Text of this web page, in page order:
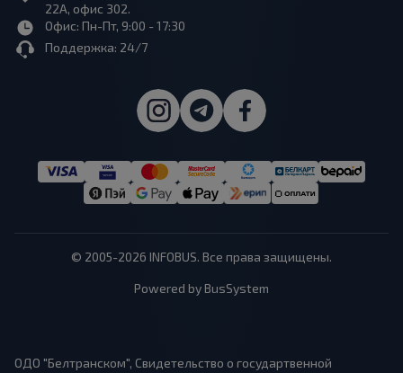
22А, офис 302.
Офис: Пн-Пт, 9:00 - 17:30
Поддержка: 24/7
© 2005-2026 INFOBUS. Все права защищены.
Powered by BusSystem
ОДО "Белтранском", Свидетельство о государтвенной